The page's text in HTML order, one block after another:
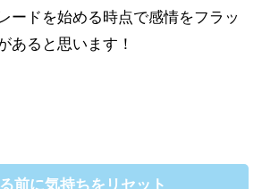
ードを始める時点で感情をフラッ
あると思います！
前に気持ちをリセット